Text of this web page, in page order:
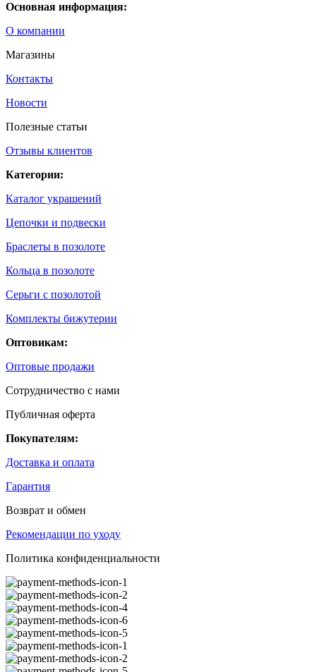
Основная информация:
О компании
Магазины
Контакты
Новости
Полезные статьи
Отзывы клиентов
Категории:
Каталог украшений
Цепочки и подвески
Браслеты в позолоте
Кольца в позолоте
Серьги с позолотой
Комплекты бижутерии
Оптовикам:
Оптовые продажи
Сотрудничество с нами
Публичная оферта
Покупателям:
Доставка и оплата
Гарантия
Возврат и обмен
Рекомендации по уходу
Политика конфиденциальности